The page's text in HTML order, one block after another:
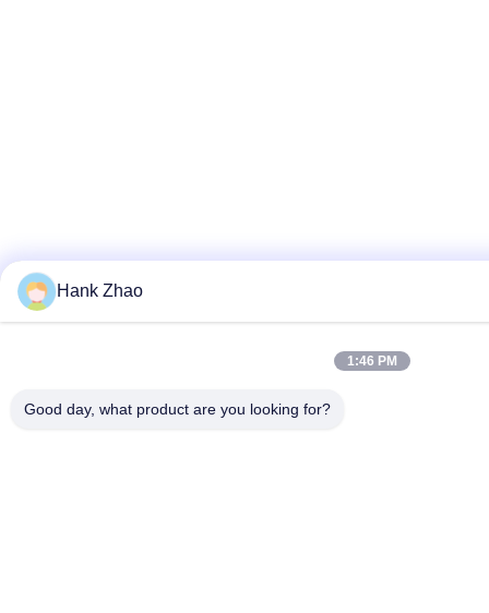
Hank Zhao
1:46 PM
Good day, what product are you looking for?